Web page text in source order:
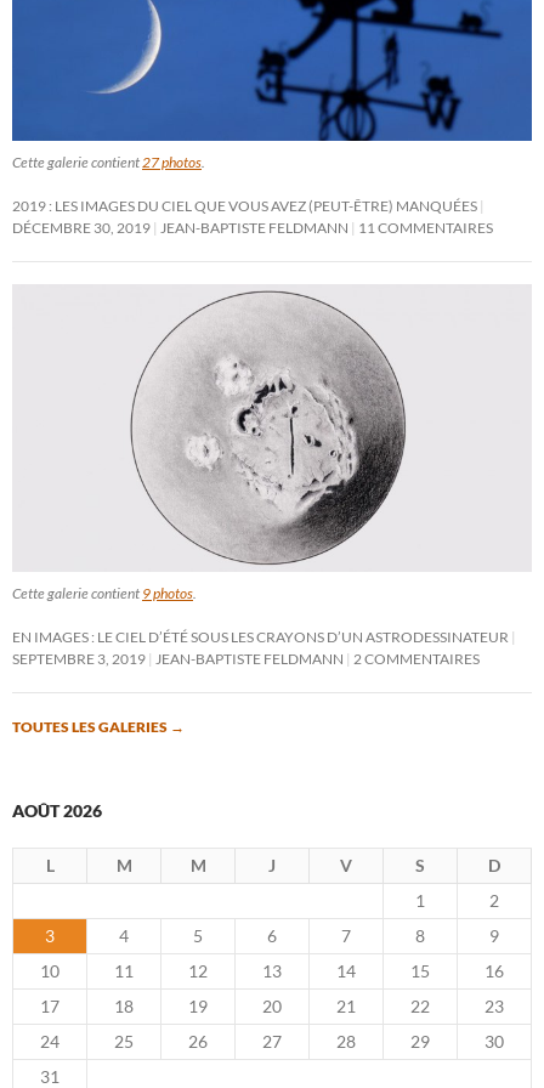
Cette galerie contient27 photos.
2019 : LES IMAGES DU CIEL QUE VOUS AVEZ (PEUT-ÊTRE) MANQUÉES
DÉCEMBRE 30, 2019 JEAN-BAPTISTE FELDMANN 11 COMMENTAIRES
Cette galerie contient 9 photos
EN IMAGES : LE CIEL D’ÉTÉ SOUS LES CRAYONS D’UN ASTRODESSINATEUR
SEPTEMBRE 3, 2019
JEAN-BAPTISTE FELDMANN 2 COMMENTAIRES
TOUTES LES GALERIES →
AOÛT 2026
L M M J V S
D
1
2
3
4 5 6 7 8
9
10
11 12 13 14 15
16
17
18 19 20 21 22
23
24
25 26 27 28 29
30
31